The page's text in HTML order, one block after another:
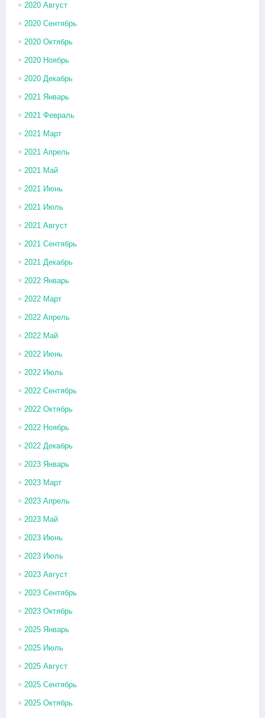
2020 Август
2020 Сентябрь
2020 Октябрь
2020 Ноябрь
2020 Декабрь
2021 Январь
2021 Февраль
2021 Март
2021 Апрель
2021 Май
2021 Июнь
2021 Июль
2021 Август
2021 Сентябрь
2021 Декабрь
2022 Январь
2022 Март
2022 Апрель
2022 Май
2022 Июнь
2022 Июль
2022 Сентябрь
2022 Октябрь
2022 Ноябрь
2022 Декабрь
2023 Январь
2023 Март
2023 Апрель
2023 Май
2023 Июнь
2023 Июль
2023 Август
2023 Сентябрь
2023 Октябрь
2025 Январь
2025 Июль
2025 Август
2025 Сентябрь
2025 Октябрь